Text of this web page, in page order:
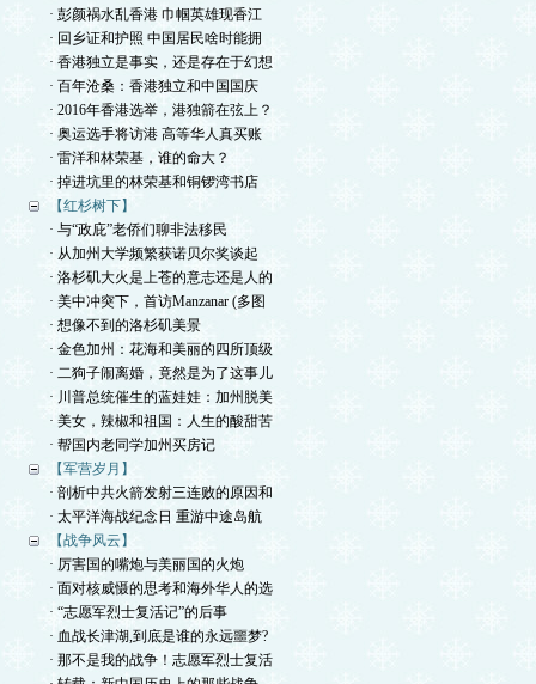
· 彭颜祸水乱香港 巾帼英雄现香江
· 回乡证和护照 中国居民啥时能拥
· 香港独立是事实，还是存在于幻想
· 百年沧桑：香港独立和中国国庆
· 2016年香港选举，港独箭在弦上？
· 奥运选手将访港 高等华人真买账
· 雷洋和林荣基，谁的命大？
· 掉进坑里的林荣基和铜锣湾书店
【红杉树下】
· 与“政庇”老侨们聊非法移民
· 从加州大学频繁获诺贝尔奖谈起
· 洛杉矶大火是上苍的意志还是人的
· 美中冲突下，首访Manzanar (多图
· 想像不到的洛杉矶美景
· 金色加州：花海和美丽的四所顶级
· 二狗子闹离婚，竟然是为了这事儿
· 川普总统催生的蓝娃娃：加州脱美
· 美女，辣椒和祖国：人生的酸甜苦
· 帮国内老同学加州买房记
【军营岁月】
· 剖析中共火箭发射三连败的原因和
· 太平洋海战纪念日 重游中途岛航
【战争风云】
· 厉害国的嘴炮与美丽国的火炮
· 面对核威慑的思考和海外华人的选
· “志愿军烈士复活记”的后事
· 血战长津湖,到底是谁的永远噩梦?
· 那不是我的战争！志愿军烈士复活